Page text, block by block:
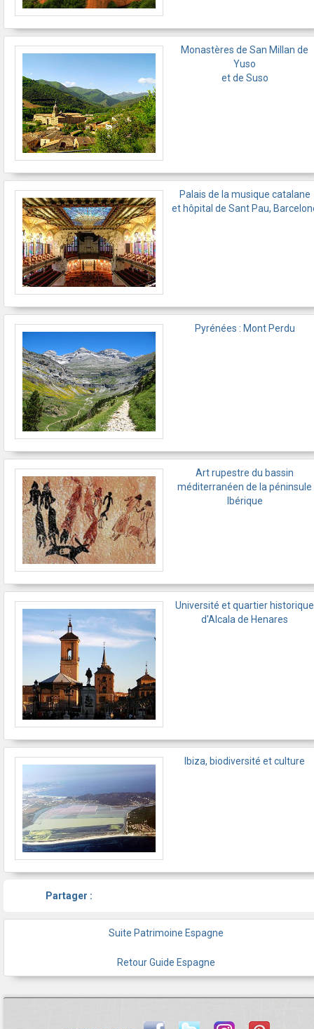
Monastères de San Millan de
Yuso
et de Suso
Palais de la musique catalane
et hôpital de Sant Pau,
Pyrénées : Mont Perdu
Art rupestre du bassin
méditerranéen de la péninsule
Ibérique
Université et quartier historique
d'Alcala de Henares
Ibiza, biodiversité et culture
Partager :
Suite Patrimoine Espagne
Retour Guide Espagne